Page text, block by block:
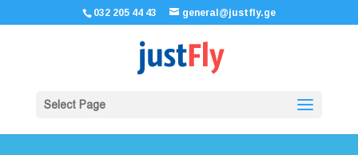
032 205 44 43 general@justfly.ge
Select Page